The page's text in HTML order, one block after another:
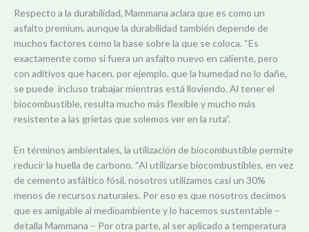
Respecto a la durabilidad, Mammana aclara que es como un
asfalto premium, aunque la durabilidad también depende de
muchos factores como la base sobre la que se coloca. “Es
exactamente como si fuera un asfalto nuevo en caliente, pero
con aditivos que hacen, por ejemplo, que la humedad no lo dañe,
se puede incluso trabajar mientras está lloviendo. Al tener el
biocombustible, resulta mucho más flexible y mucho más
resistente a las grietas que solemos ver en la ruta”.
En términos ambientales, la utilización de biocombustible permite
reducir la huella de carbono. “Al utilizarse biocombustibles, en vez
de cemento asfáltico fósil, nosotros utilizamos casi un 30%
menos de recursos naturales. Por eso es que nosotros decimos
que es amigable al medioambiente y lo hacemos sustentable –
detalla Mammana – Por otra parte, al ser aplicado a temperatura